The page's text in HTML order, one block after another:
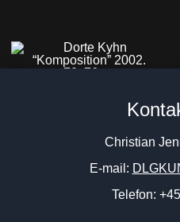
Christian
E-mail:
Telefon: